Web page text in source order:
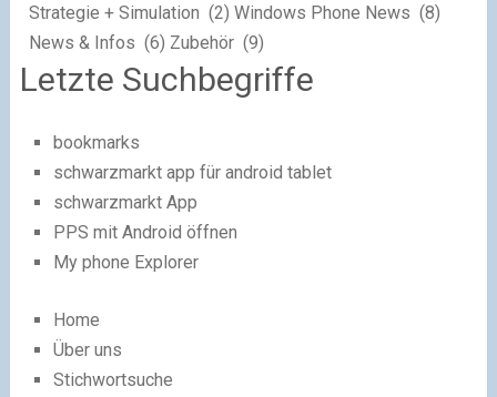
Strategie + Simulation (2) Windows Phone News (8)
News & Infos (6) Zubehör (9)
Letzte Suchbegriffe
bookmarks
schwarzmarkt app für android tablet
schwarzmarkt App
PPS mit Android öffnen
My phone Explorer
Home
Über uns
Stichwortsuche